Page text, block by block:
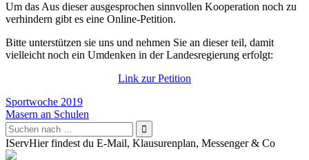
Um das Aus dieser ausgesprochen sinnvollen Kooperation noch zu
verhindern gibt es eine Online-Petition.
Bitte unterstützen sie uns und nehmen Sie an dieser teil, damit
vielleicht noch ein Umdenken in der Landesregierung erfolgt:
Link zur Petition
Beitragsnavigation
Sportwoche 2019
Masern an Schulen
IServHier findest du E-Mail, Klausurenplan, Messenger & Co